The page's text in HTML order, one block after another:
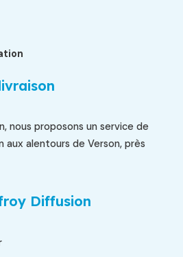
nous proposons un service de
aux alentours de Verson, près
Diffusion